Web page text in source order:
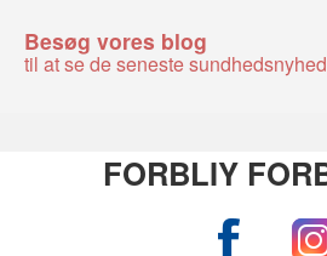
Besøg vores blog
til at se de seneste
FORBLIY